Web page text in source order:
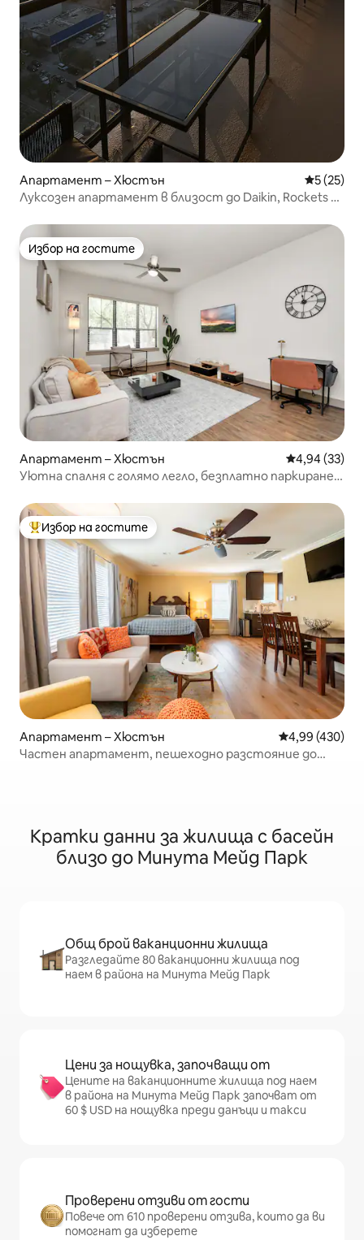
Апартамент – Хюстън Средна
5 (25)
Луксозен апартамент в близост до Daikin, Rockets и
Избор на гостите
Избор на гостите
Апартамент – Хюстън Средна
4,94 (33)
Уютна спалня с голямо легло, безплатно паркиране,
Най-популярен избор на гостите
Избор на гостите
Апартамент – Хюстън Средна
4,99 (430)
Частен апартамент, пешеходно разстояние до
Кратки данни за жилища с басейн
близо до Минута Мейд Парк
Общ брой ваканционни жилища
Разгледайте 80 ваканционни жилища под
наем в района на Минута Мейд Парк
Цени за нощувка, започващи от
Цените на ваканционните жилища под наем
в района на Минута Мейд Парк започват от
60 $ USD на нощувка преди данъци и такси
Проверени отзиви от гости
Повече от 610 проверени отзива, които да ви
помогнат да изберете